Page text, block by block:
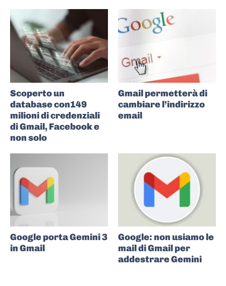
Scoperto un
database con149
milioni di credenziali
di Gmail, Facebook e
non solo
Gmail permetterà di
cambiare l’indirizzo
email
Google porta Gemini 3
in Gmail
Google: non usiamo le
mail di Gmail per
addestrare Gemini